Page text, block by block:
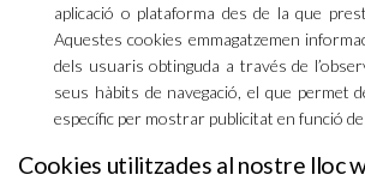
aplicació o plataforma des de la que
Aquestes cookies emmagatzemen
dels usuaris obtinguda a través de
seus hàbits de navegació, el que permet
específic per mostrar publicitat en funció
Cookies utilitzades al nostre lloc